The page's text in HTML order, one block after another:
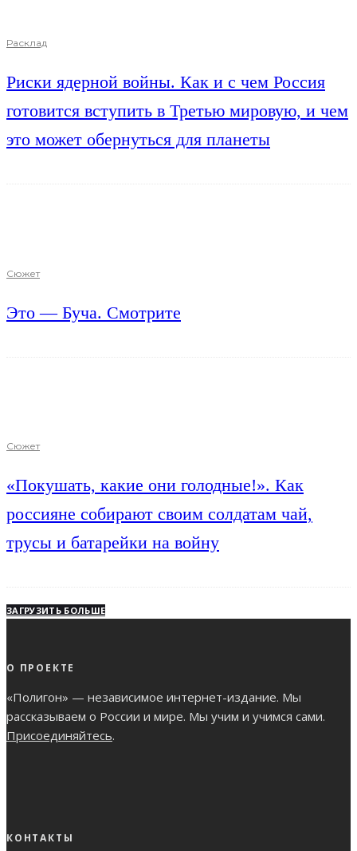
Расклад
Риски ядерной войны. Как и с чем Россия
готовится вступить в Третью мировую, и чем
это может обернуться для планеты
Сюжет
Это — Буча. Смотрите
Сюжет
«Покушать, какие они голодные!». Как
россияне собирают своим солдатам чай,
трусы и батарейки на войну
ЗАГРУЗИТЬ БОЛЬШЕ
О ПРОЕКТЕ
«Полигон» — независимое интернет-издание. Мы
рассказываем о России и мире. Мы учим и учимся сами.
Присоединяйтесь.
КОНТАКТЫ